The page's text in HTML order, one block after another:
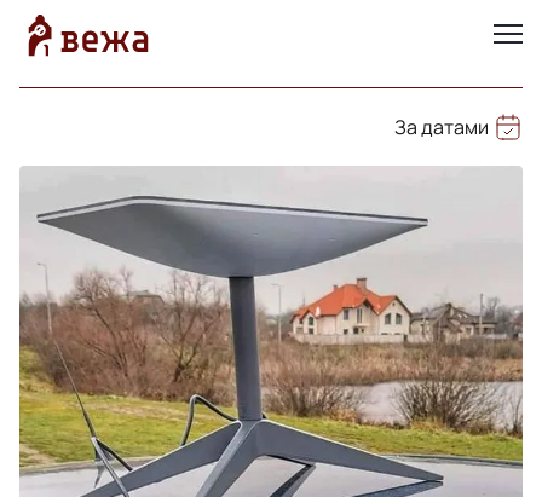
За датами